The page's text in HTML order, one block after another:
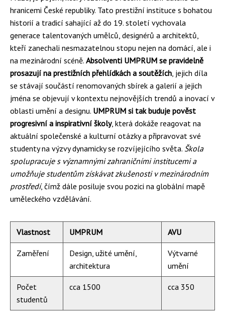
hranicemi České republiky. Tato prestižní instituce s bohatou
historií a tradicí sahající až do 19. století vychovala
generace talentovaných umělců, designérů a architektů,
kteří zanechali nesmazatelnou stopu nejen na domácí, ale i
na mezinárodní scéně. Absolventi UMPRUM se pravidelně
prosazují na prestižních přehlídkách a soutěžích, jejich díla
se stávají součástí renomovaných sbírek a galerií a jejich
jména se objevují v kontextu nejnovějších trendů a inovací v
oblasti umění a designu. UMPRUM si tak buduje pověst
progresivní a inspirativní školy, která dokáže reagovat na
aktuální společenské a kulturní otázky a připravovat své
studenty na výzvy dynamicky se rozvíjejícího světa. Škola
spolupracuje s významnými zahraničními institucemi a
umožňuje studentům získávat zkušenosti v mezinárodním
prostředí, čímž dále posiluje svou pozici na globální mapě
uměleckého vzdělávání.
Vlastnost UMPRUM AVU
Zaměření
Design, užité umění,
architektura
Výtvarné
umění
Počet
studentů
cca 1500 cca 350